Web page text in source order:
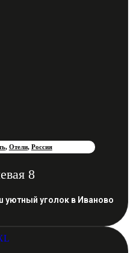
, Отели, Россия
8
уютный уголок в Иваново